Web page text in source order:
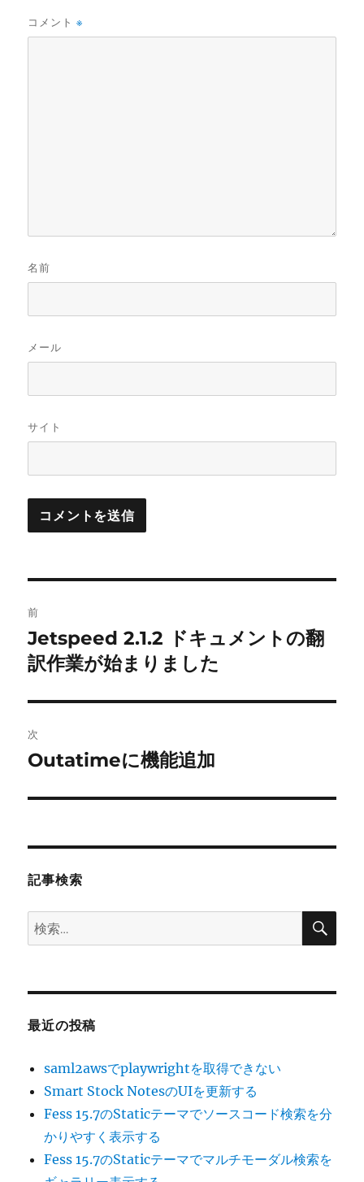
コメント※
名前
メール
サイト
稿
ナ
ビ
ゲ
ー
シ
ン
前
前
の
稿:
Jetspeed 2.1.2 ドキュメントの翻
訳作業が始まりました
次
次
投
Outatimeに機能追加
記事検索
検
索:
検
最近の投稿
saml2awsでplaywrightを取得できない
Smart Stock NotesのUIを更新する
Fess 15.7のStaticテーマでソースコード検索を分
かりやすく表示する
Fess 15.7のStaticテーマでマルチモーダル検索を